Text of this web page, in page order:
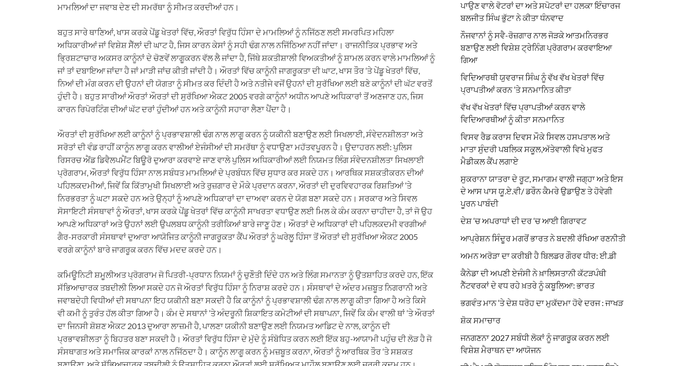
ਮਾਮਲਿਆਂ ਦਾ ਜਵਾਬ ਦੇਣ ਦੀ ਸਮਰੱਥਾ ਨੂੰ ਸੀਮਤ ਕਰਦੀਆਂ ਹਨ।
ਬਹੁਤ ਸਾਰੇ ਥਾਣਿਆਂ, ਖਾਸ ਕਰਕੇ ਪੇਂਡੂ ਖੇਤਰਾਂ ਵਿੱਚ, ਔਰਤਾਂ ਵਿਰੁੱਧ ਹਿੰਸਾ ਦੇ ਮਾਮਲਿਆਂ ਨੂੰ ਨਜਿੱਠਣ ਲਈ ਸਮਰਪਿਤ ਮਹਿਲਾ
ਅਧਿਕਾਰੀਆਂ ਜਾਂ ਵਿਸ਼ੇਸ਼ ਸੈੱਲਾਂ ਦੀ ਘਾਟ ਹੈ, ਜਿਸ ਕਾਰਨ ਕੇਸਾਂ ਨੂੰ ਸਹੀ ਢੰਗ ਨਾਲ ਨਜਿੱਠਿਆ ਨਹੀਂ ਜਾਂਦਾ। ਰਾਜਨੀਤਿਕ ਪ੍ਰਭਾਵ ਅਤੇ
ਭ੍ਰਿਸ਼ਟਾਚਾਰ ਅਕਸਰ ਕਾਨੂੰਨਾਂ ਦੇ ਚੋਣਵੇਂ ਲਾਗੂਕਰਨ ਵੱਲ ਲੈ ਜਾਂਦਾ ਹੈ, ਜਿੱਥੇ ਸ਼ਕਤੀਸ਼ਾਲੀ ਵਿਅਕਤੀਆਂ ਨੂੰ ਸ਼ਾਮਲ ਕਰਨ ਵਾਲੇ ਮਾਮਲਿਆਂ ਨੂੰ
ਜਾਂ ਤਾਂ ਦਬਾਇਆ ਜਾਂਦਾ ਹੈ ਜਾਂ ਮਾੜੀ ਜਾਂਚ ਕੀਤੀ ਜਾਂਦੀ ਹੈ। ਔਰਤਾਂ ਵਿੱਚ ਕਾਨੂੰਨੀ ਜਾਗਰੂਕਤਾ ਦੀ ਘਾਟ, ਖਾਸ ਤੌਰ ‘ਤੇ ਪੇਂਡੂ ਖੇਤਰਾਂ ਵਿੱਚ,
ਨਿਆਂ ਦੀ ਮੰਗ ਕਰਨ ਦੀ ਉਹਨਾਂ ਦੀ ਯੋਗਤਾ ਨੂੰ ਸੀਮਤ ਕਰ ਦਿੰਦੀ ਹੈ ਅਤੇ ਨਤੀਜੇ ਵਜੋਂ ਉਹਨਾਂ ਦੀ ਸੁਰੱਖਿਆ ਲਈ ਬਣੇ ਕਾਨੂੰਨਾਂ ਦੀ ਘੱਟ ਵਰਤੋਂ
ਹੁੰਦੀ ਹੈ। ਬਹੁਤ ਸਾਰੀਆਂ ਔਰਤਾਂ ਔਰਤਾਂ ਦੀ ਸੁਰੱਖਿਆ ਐਕਟ 2005 ਵਰਗੇ ਕਾਨੂੰਨਾਂ ਅਧੀਨ ਆਪਣੇ ਅਧਿਕਾਰਾਂ ਤੋਂ ਅਣਜਾਣ ਹਨ, ਜਿਸ
ਕਾਰਨ ਰਿਪੋਰਟਿੰਗ ਦੀਆਂ ਘੱਟ ਦਰਾਂ ਹੁੰਦੀਆਂ ਹਨ ਅਤੇ ਕਾਨੂੰਨੀ ਸਹਾਰਾ ਲੈਣਾ ਪੈਂਦਾ ਹੈ।
ਔਰਤਾਂ ਦੀ ਸੁਰੱਖਿਆ ਲਈ ਕਾਨੂੰਨਾਂ ਨੂੰ ਪ੍ਰਭਾਵਸ਼ਾਲੀ ਢੰਗ ਨਾਲ ਲਾਗੂ ਕਰਨ ਨੂੰ ਯਕੀਨੀ ਬਣਾਉਣ ਲਈ ਸਿਖਲਾਈ, ਸੰਵੇਦਨਸ਼ੀਲਤਾ ਅਤੇ
ਸਰੋਤਾਂ ਦੀ ਵੰਡ ਰਾਹੀਂ ਕਾਨੂੰਨ ਲਾਗੂ ਕਰਨ ਵਾਲੀਆਂ ਏਜੰਸੀਆਂ ਦੀ ਸਮਰੱਥਾ ਨੂੰ ਵਧਾਉਣਾ ਮਹੱਤਵਪੂਰਨ ਹੈ। ਉਦਾਹਰਨ ਲਈ: ਪੁਲਿਸ
ਰਿਸਰਚ ਐਂਡ ਡਿਵੈਲਪਮੈਂਟ ਬਿਊਰੋ ਦੁਆਰਾ ਕਰਵਾਏ ਜਾਣ ਵਾਲੇ ਪੁਲਿਸ ਅਧਿਕਾਰੀਆਂ ਲਈ ਨਿਯਮਤ ਲਿੰਗ ਸੰਵੇਦਨਸ਼ੀਲਤਾ ਸਿਖਲਾਈ
ਪ੍ਰੋਗਰਾਮ, ਔਰਤਾਂ ਵਿਰੁੱਧ ਹਿੰਸਾ ਨਾਲ ਸਬੰਧਤ ਮਾਮਲਿਆਂ ਦੇ ਪ੍ਰਬੰਧਨ ਵਿੱਚ ਸੁਧਾਰ ਕਰ ਸਕਦੇ ਹਨ। ਆਰਥਿਕ ਸਸ਼ਕਤੀਕਰਨ ਦੀਆਂ
ਪਹਿਲਕਦਮੀਆਂ, ਜਿਵੇਂ ਕਿ ਕਿੱਤਾਮੁਖੀ ਸਿਖਲਾਈ ਅਤੇ ਰੁਜ਼ਗਾਰ ਦੇ ਮੌਕੇ ਪ੍ਰਦਾਨ ਕਰਨਾ, ਔਰਤਾਂ ਦੀ ਦੁਰਵਿਵਹਾਰਕ ਰਿਸ਼ਤਿਆਂ ‘ਤੇ
ਨਿਰਭਰਤਾ ਨੂੰ ਘਟਾ ਸਕਦੇ ਹਨ ਅਤੇ ਉਨ੍ਹਾਂ ਨੂੰ ਆਪਣੇ ਅਧਿਕਾਰਾਂ ਦਾ ਦਾਅਵਾ ਕਰਨ ਦੇ ਯੋਗ ਬਣਾ ਸਕਦੇ ਹਨ। ਸਰਕਾਰ ਅਤੇ ਸਿਵਲ
ਸੋਸਾਇਟੀ ਸੰਸਥਾਵਾਂ ਨੂੰ ਔਰਤਾਂ, ਖਾਸ ਕਰਕੇ ਪੇਂਡੂ ਖੇਤਰਾਂ ਵਿੱਚ ਕਾਨੂੰਨੀ ਸਾਖਰਤਾ ਵਧਾਉਣ ਲਈ ਮਿਲ ਕੇ ਕੰਮ ਕਰਨਾ ਚਾਹੀਦਾ ਹੈ, ਤਾਂ ਜੋ ਉਹ
ਆਪਣੇ ਅਧਿਕਾਰਾਂ ਅਤੇ ਉਹਨਾਂ ਲਈ ਉਪਲਬਧ ਕਾਨੂੰਨੀ ਤਰੀਕਿਆਂ ਬਾਰੇ ਜਾਣੂ ਹੋਣ। ਔਰਤਾਂ ਦੇ ਅਧਿਕਾਰਾਂ ਦੀ ਪਹਿਲਕਦਮੀ ਵਰਗੀਆਂ
ਗੈਰ-ਸਰਕਾਰੀ ਸੰਸਥਾਵਾਂ ਦੁਆਰਾ ਆਯੋਜਿਤ ਕਾਨੂੰਨੀ ਜਾਗਰੂਕਤਾ ਕੈਂਪ ਔਰਤਾਂ ਨੂੰ ਘਰੇਲੂ ਹਿੰਸਾ ਤੋਂ ਔਰਤਾਂ ਦੀ ਸੁਰੱਖਿਆ ਐਕਟ 2005
ਵਰਗੇ ਕਾਨੂੰਨਾਂ ਬਾਰੇ ਜਾਗਰੂਕ ਕਰਨ ਵਿੱਚ ਮਦਦ ਕਰਦੇ ਹਨ।
ਕਮਿਊਨਿਟੀ ਸ਼ਮੂਲੀਅਤ ਪ੍ਰੋਗਰਾਮ ਜੋ ਪਿਤਰੀ-ਪ੍ਰਧਾਨ ਨਿਯਮਾਂ ਨੂੰ ਚੁਣੌਤੀ ਦਿੰਦੇ ਹਨ ਅਤੇ ਲਿੰਗ ਸਮਾਨਤਾ ਨੂੰ ਉਤਸ਼ਾਹਿਤ ਕਰਦੇ ਹਨ, ਇੱਕ
ਸੱਭਿਆਚਾਰਕ ਤਬਦੀਲੀ ਲਿਆ ਸਕਦੇ ਹਨ ਜੋ ਔਰਤਾਂ ਵਿਰੁੱਧ ਹਿੰਸਾ ਨੂੰ ਨਿਰਾਸ਼ ਕਰਦੇ ਹਨ। ਸੰਸਥਾਵਾਂ ਦੇ ਅੰਦਰ ਮਜ਼ਬੂਤ ਨਿਗਰਾਨੀ ਅਤੇ
ਜਵਾਬਦੇਹੀ ਵਿਧੀਆਂ ਦੀ ਸਥਾਪਨਾ ਇਹ ਯਕੀਨੀ ਬਣਾ ਸਕਦੀ ਹੈ ਕਿ ਕਾਨੂੰਨਾਂ ਨੂੰ ਪ੍ਰਭਾਵਸ਼ਾਲੀ ਢੰਗ ਨਾਲ ਲਾਗੂ ਕੀਤਾ ਗਿਆ ਹੈ ਅਤੇ ਕਿਸੇ
ਵੀ ਕਮੀ ਨੂੰ ਤੁਰੰਤ ਹੱਲ ਕੀਤਾ ਗਿਆ ਹੈ। ਕੰਮ ਦੇ ਸਥਾਨਾਂ ‘ਤੇ ਅੰਦਰੂਨੀ ਸ਼ਿਕਾਇਤ ਕਮੇਟੀਆਂ ਦੀ ਸਥਾਪਨਾ, ਜਿਵੇਂ ਕਿ ਕੰਮ ਵਾਲੀ ਥਾਂ ‘ਤੇ ਔਰਤਾਂ
ਦਾ ਜਿਨਸੀ ਸ਼ੋਸ਼ਣ ਐਕਟ 2013 ਦੁਆਰਾ ਲਾਜ਼ਮੀ ਹੈ, ਪਾਲਣਾ ਯਕੀਨੀ ਬਣਾਉਣ ਲਈ ਨਿਯਮਤ ਆਡਿਟ ਦੇ ਨਾਲ, ਕਾਨੂੰਨ ਦੀ
ਪ੍ਰਭਾਵਸ਼ੀਲਤਾ ਨੂੰ ਬਿਹਤਰ ਬਣਾ ਸਕਦੀ ਹੈ। ਔਰਤਾਂ ਵਿਰੁੱਧ ਹਿੰਸਾ ਦੇ ਮੁੱਦੇ ਨੂੰ ਸੰਬੋਧਿਤ ਕਰਨ ਲਈ ਇੱਕ ਬਹੁ-ਆਯਾਮੀ ਪਹੁੰਚ ਦੀ ਲੋੜ ਹੈ ਜੋ
ਸੰਸਥਾਗਤ ਅਤੇ ਸਮਾਜਿਕ ਕਾਰਕਾਂ ਨਾਲ ਨਜਿੱਠਦਾ ਹੈ। ਕਾਨੂੰਨ ਲਾਗੂ ਕਰਨ ਨੂੰ ਮਜ਼ਬੂਤ ਕਰਨਾ, ਔਰਤਾਂ ਨੂੰ ਆਰਥਿਕ ਤੌਰ ‘ਤੇ ਸਸ਼ਕਤ
ਪਾਉਣ ਵਾਲੇ ਵੋਟਰਾਂ ਦਾ ਅਤੇ ਸਪੋਟਰਾਂ ਦਾ ਹਲਕਾ ਇੰਚਾਰਜ
ਬਲਜੀਤ ਸਿੰਘ ਭੁੱਟਾ ਨੇ ਕੀਤਾ ਧੰਨਵਾਦ
ਨੌਜਵਾਨਾਂ ਨੂੰ ਸਵੈ-ਰੋਜ਼ਗਾਰ ਨਾਲ ਜੋੜਕੇ ਆਤਮਨਿਰਭਰ
ਬਣਾਉਣ ਲਈ ਵਿਸ਼ੇਸ਼ ਟ੍ਰੇਨਿੰਗ ਪ੍ਰੋਗਰਾਮ ਕਰਵਾਇਆ
ਗਿਆ
ਵਿਦਿਆਰਥੀ ਯੁਵਰਾਜ ਸਿੰਘ ਨੂੰ ਵੱਖ ਵੱਖ ਖੇਤਰਾਂ ਵਿੱਚ
ਪ੍ਰਾਪਤੀਆਂ ਕਰਨ ‘ਤੇ ਸਨਮਾਨਿਤ ਕੀਤਾ
ਵੱਖ ਵੱਖ ਖੇਤਰਾਂ ਵਿੱਚ ਪ੍ਰਾਪਤੀਆਂ ਕਰਨ ਵਾਲੇ
ਵਿਦਿਆਰਥੀਆਂ ਨੂੰ ਕੀਤਾ ਸਨਮਾਨਿਤ
ਵਿਸਵ ਰੈਡ ਕਰਾਸ ਦਿਵਸ ਮੌਕੇ ਸਿਵਲ ਹਸਪਤਾਲ ਅਤੇ
ਮਾਤਾ ਸੁੰਦਰੀ ਪਬਲਿਕ ਸਕੂਲ,ਅੱਤੇਵਾਲੀ ਵਿਖੇ ਮੁਫਤ
ਮੈਡੀਕਲ ਕੈਂਪ ਲਗਾਏ
ਸੁਕਰਾਨਾ ਯਾਤਰਾ ਦੇ ਰੂਟ, ਸਮਾਗਮ ਵਾਲੀ ਜਗ੍ਹਾ ਅਤੇ ਇਸ
ਦੇ ਆਸ ਪਾਸ ਯੂ.ਏ.ਵੀ/ ਡਰੌਨ ਕੈਮਰੇ ਉਡਾਉਣ ਤੇ ਹੋਵੇਗੀ
ਪੂਰਨ ਪਾਬੰਦੀ
ਦੇਸ਼ ‘ਚ ਅਪਰਾਧਾਂ ਦੀ ਦਰ ‘ਚ ਆਈ ਗਿਰਾਵਟ
ਆਪ੍ਰੇਸ਼ਨ ਸਿੰਦੂਰ ਮਗਰੋਂ ਭਾਰਤ ਨੇ ਬਦਲੀ ਰੱਖਿਆ ਰਣਨੀਤੀ
ਅਮਨ ਅਰੋੜਾ ਦਾ ਕਰੀਬੀ ਹੈ ਬਿਲਡਰ ਗੌਰਵ ਧੀਰ: ਈ.ਡੀ
ਕੈਨੇਡਾ ਦੀ ਅਪਣੀ ਏਜੰਸੀ ਨੇ ਖ਼ਾਲਿਸਤਾਨੀ ਕੱਟੜਪੰਥੀ
ਨੈੱਟਵਰਕਾਂ ਦੇ ਵਧ ਰਹੇ ਖ਼ਤਰੇ ਨੂੰ ਕਬੂਲਿਆ: ਭਾਰਤ
ਭਗਵੰਤ ਮਾਨ ‘ਤੇ ਦੇਸ਼ ਧਰੋਹ ਦਾ ਮੁਕੱਦਮਾ ਹੋਵੇ ਦਰਜ : ਜਾਖੜ
ਸ਼ੋਕ ਸਮਾਚਾਰ
ਜਨਗਣਨਾ 2027 ਸਬੰਧੀ ਲੋਕਾਂ ਨੂੰ ਜਾਗਰੂਕ ਕਰਨ ਲਈ
ਵਿਸ਼ੇਸ਼ ਮੈਰਾਥਨ ਦਾ ਆਯੋਜਨ